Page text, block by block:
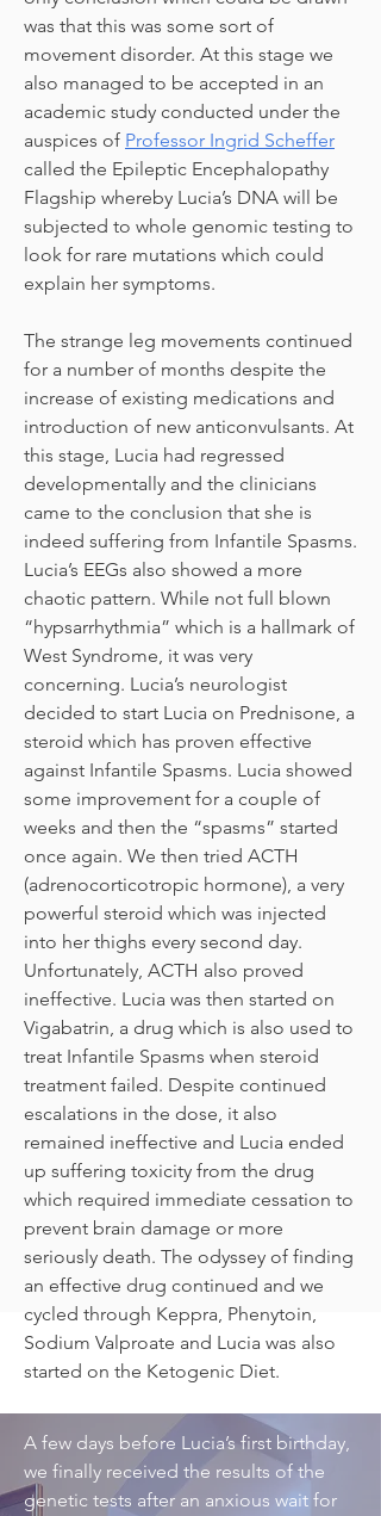
was that this was some sort of
movement disorder. At this stage we
also managed to be accepted in an
academic study conducted under the
auspices of Professor Ingrid Scheffer
called the Epileptic Encephalopathy
Flagship whereby Lucia’s DNA will be
subjected to whole genomic testing to
look for rare mutations which could
explain her symptoms.
The strange leg movements continued
for a number of months despite the
increase of existing medications and
introduction of new anticonvulsants. At
this stage, Lucia had regressed
developmentally and the clinicians
came to the conclusion that she is
indeed suffering from Infantile Spasms.
Lucia’s EEGs also showed a more
chaotic pattern. While not full blown
“hypsarrhythmia” which is a hallmark of
West Syndrome, it was very
concerning. Lucia’s neurologist
decided to start Lucia on Prednisone, a
steroid which has proven effective
against Infantile Spasms. Lucia showed
some improvement for a couple of
weeks and then the “spasms” started
once again. We then tried ACTH
(adrenocorticotropic hormone), a very
powerful steroid which was injected
into her thighs every second day.
Unfortunately, ACTH also proved
ineffective. Lucia was then started on
Vigabatrin, a drug which is also used to
treat Infantile Spasms when steroid
treatment failed. Despite continued
escalations in the dose, it also
remained ineffective and Lucia ended
up suffering toxicity from the drug
which required immediate cessation to
prevent brain damage or more
seriously death. The odyssey of finding
an effective drug continued and we
cycled through Keppra, Phenytoin,
Sodium Valproate and Lucia was also
started on the Ketogenic Diet.
A few days before Lucia’s first birthday,
we finally received the results of the
genetic tests after an anxious wait for